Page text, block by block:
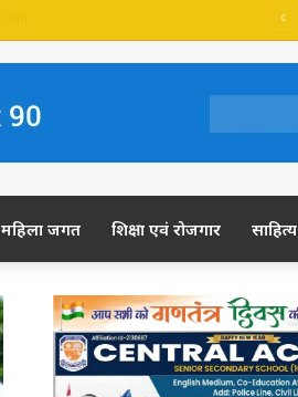
महिला जगत शिक्षा एवं रोजगार साहित्य